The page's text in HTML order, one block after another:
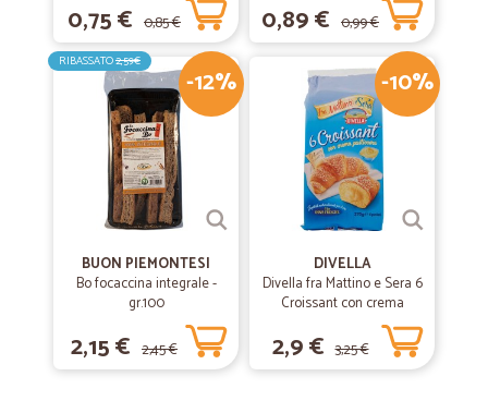
0,75 € 0,85 € 0,89 € 0,99 €
-12%
RIBASSATO2,59€
BUON PIEMONTESI
Bo focaccina integrale -
gr.100
2,15 € 2,45 €
-10%
DIVELLA
Divella fra Mattino e Sera 6
Croissant con crema
pasticcera 270 gr.
2,9 € 3,25 €